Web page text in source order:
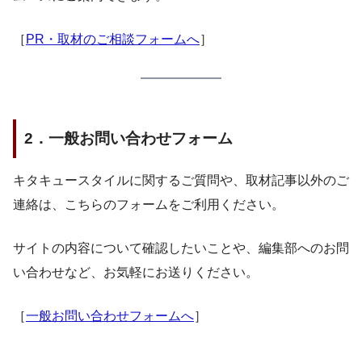
［ PR・取材のご相談フォームへ］
2．一般お問い合わせフォーム
キタキュースタイルに関するご質問や、取材記事以外のご
連絡は、こちらのフォームをご利用ください。
サイトの内容について確認したいことや、編集部へのお問
い合わせなど、お気軽にお送りください。
［一般お問い合わせフォームへ］